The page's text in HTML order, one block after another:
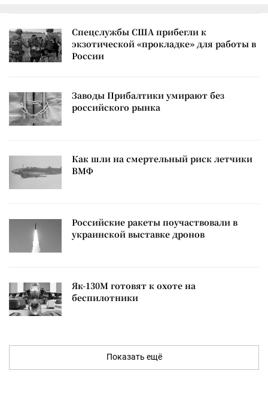
Спецслужбы США прибегли к
экзотической «прокладке» для работы в
России
Заводы Прибалтики умирают без
российского рынка
Как шли на смертельный риск летчики
ВМФ
Российские ракеты поучаствовали в
украинской выставке дронов
Як-130М готовят к охоте на
беспилотники
Показать ещё